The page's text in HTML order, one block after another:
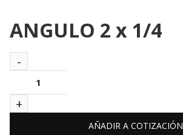
ANGULO 2 x 1/4
AÑADIR A COTIZACIÓN